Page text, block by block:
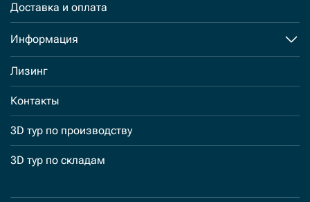
Доставка и оплата
Информация
Лизинг
Контакты
3D тур по производству
3D тур по складам